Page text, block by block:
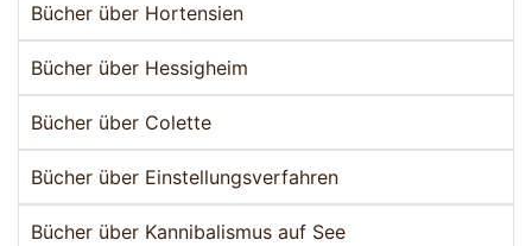
Bücher über Hortensien
Bücher über Hessigheim
Bücher über Colette
Bücher über Einstellungsverfahren
Bücher über Kannibalismus auf See